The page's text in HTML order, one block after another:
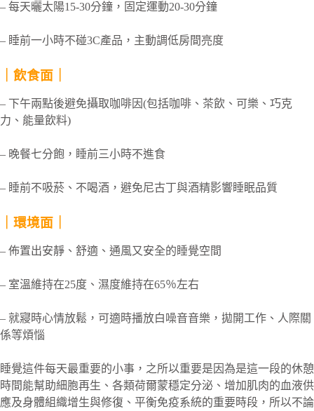
– 每天曬太陽15-30分鐘，固定運動20-30分鐘
– 睡前一小時不碰3C產品，主動調低房間亮度
｜飲食面｜
– 下午兩點後避免攝取咖啡因(包括咖啡、茶飲、可樂、巧克
力、能量飲料)
– 晚餐七分飽，睡前三小時不進食
– 睡前不吸菸、不喝酒，避免尼古丁與酒精影響睡眠品質
｜環境面｜
– 佈置出安靜、舒適、通風又安全的睡覺空間
– 室溫維持在25度、濕度維持在65％左右
– 就寢時心情放鬆，可適時播放白噪音音樂，拋開工作、人際關
係等煩惱
睡覺這件每天最重要的小事，之所以重要是因為是這一段的休憩
時間能幫助細胞再生、各類荷爾蒙穩定分泌、增加肌肉的血液供
應及身體組織增生與修復、平衡免疫系統的重要時段，所以不論